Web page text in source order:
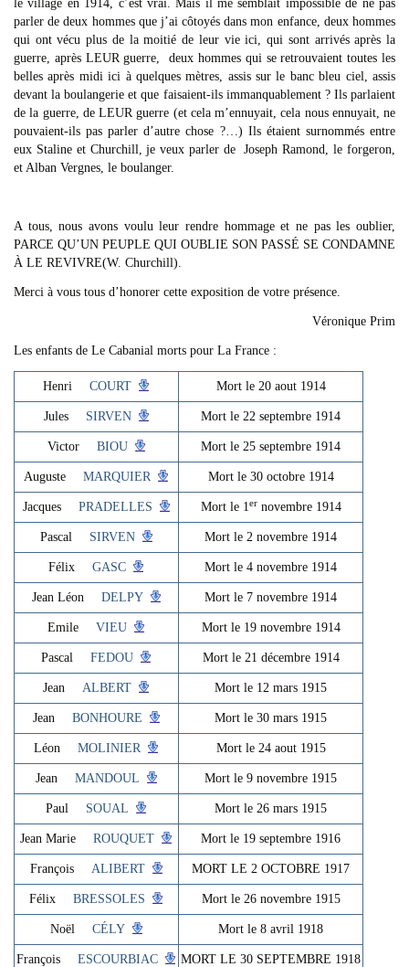
le village en 1914, c’est vrai. Mais il me semblait impossible de ne pas
parler de deux hommes que j’ai côtoyés dans mon enfance, deux hommes
qui ont vécu plus de la moitié de leur vie ici, qui sont arrivés après la
guerre, après LEUR guerre, deux hommes qui se retrouvaient toutes les
belles après midi ici à quelques mètres, assis sur le banc bleu ciel, assis
devant la boulangerie et que faisaient-ils immanquablement ? Ils parlaient
de la guerre, de LEUR guerre (et cela m’ennuyait, cela nous ennuyait, ne
pouvaient-ils pas parler d’autre chose ?…) Ils étaient surnommés entre
eux Staline et Churchill, je veux parler de Joseph Ramond, le forgeron,
et Alban Vergnes, le boulanger.
A tous, nous avons voulu leur rendre hommage et ne pas les oublier,
PARCE QU’UN PEUPLE QUI OUBLIE SON PASSÉ SE CONDAMNE
À LE REVIVRE(W. Churchill).
Merci à vous tous d’honorer cette exposition de votre présence.
Véronique Prim
Les enfants de Le Cabanial morts pour La France :
Henri COURT Mort le 20 aout 1914
Jules SIRVEN Mort le 22 septembre 1914
Victor BIOU Mort le 25 septembre 1914
Auguste MARQUIER Mort le 30 octobre 1914
Jacques PRADELLES Mort le 1 ernovembre 1914
Pascal SIRVEN Mort le 2 novembre 1914
Félix GASC Mort le 4 novembre 1914
Jean Léon DELPY Mort le 7 novembre 1914
Emile VIEU Mort le 19 novembre 1914
Pascal FEDOU Mort le 21 décembre 1914
Jean ALBERT Mort le 12 mars 1915
Jean BONHOURE Mort le 30 mars 1915
Léon MOLINIER Mort le 24 aout 1915
Jean MANDOUL Mort le 9 novembre 1915
Paul SOUAL Mort le 26 mars 1915
Jean Marie ROUQUET Mort le 19 septembre 1916
François ALIBERT MORT LE 2 OCTOBRE 1917
Félix BRESSOLES Mort le 26 novembre 1915
Noël CÉLY Mort le 8 avril 1918
François ESCOURBIAC MORT LE 30 SEPTEMBRE 1918